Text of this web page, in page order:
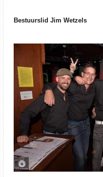
Bestuurslid Jim Wetzels